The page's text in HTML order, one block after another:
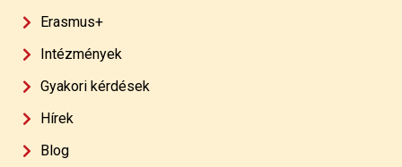
Erasmus+
Intézmények
Gyakori kérdések
Hírek
Blog